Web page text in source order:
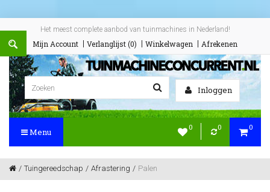
Het meest complete aanbod van tuinmachines in Nederland!
Mijn Account Verlanglijst (0) Winkelwagen Afrekenen
Inloggen
0 0 0
Menu
Tuingereedschap Afrastering Palen